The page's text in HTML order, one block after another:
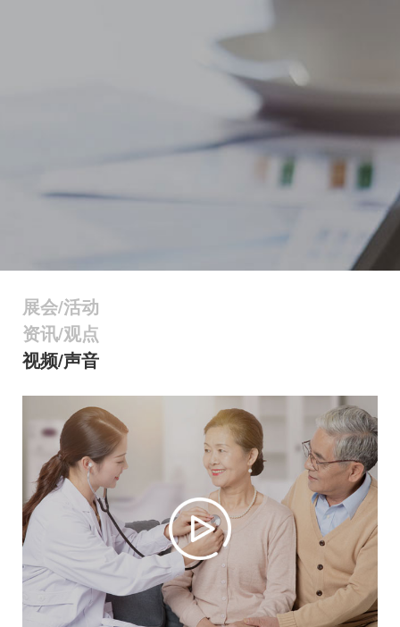
展会/活动
资讯/观点
视频/声音